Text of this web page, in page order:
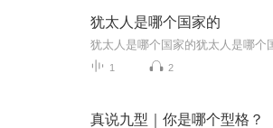
犹太人是哪个国家的
1 2
真说九型｜你是哪个型格？